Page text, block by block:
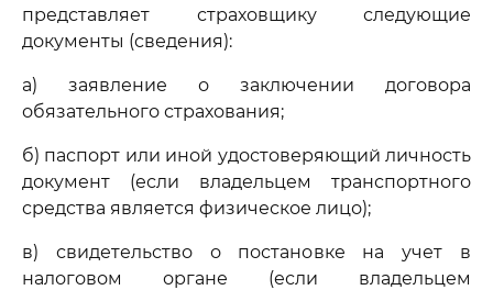
представляет страховщику следующие
документы (сведения):
а) заявление о заключении договора
обязательного страхования;
б) паспорт или иной удостоверяющий личность
документ (если владельцем транспортного
средства является физическое лицо);
в) свидетельство о постановке на учет в
налоговом органе (если владельцем